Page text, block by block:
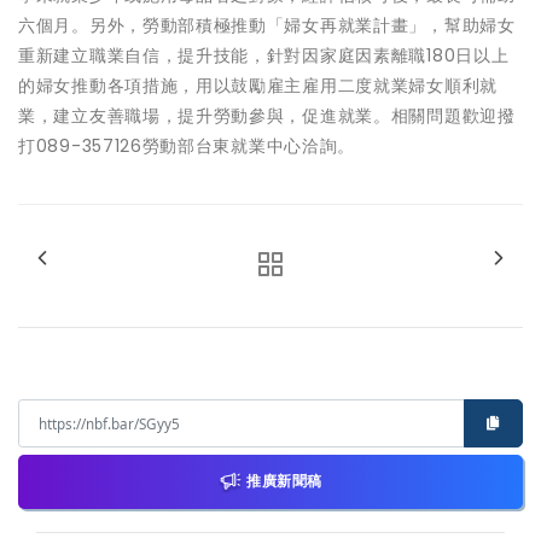
六個月。另外，勞動部積極推動「婦女再就業計畫」，幫助婦女
重新建立職業自信，提升技能，針對因家庭因素離職180日以上
的婦女推動各項措施，用以鼓勵雇主雇用二度就業婦女順利就
業，建立友善職場，提升勞動參與，促進就業。相關問題歡迎撥
打089-357126勞動部台東就業中心洽詢。
推廣新聞稿